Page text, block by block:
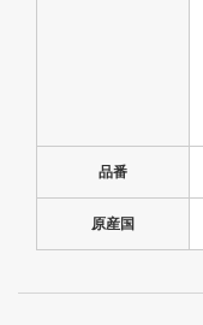
品番
原産国